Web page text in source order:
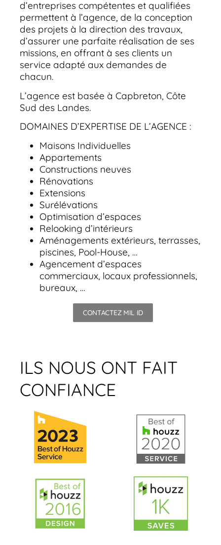
d’entreprises compétentes et qualifiées
permettent à l’agence, de la conception
des projets à la direction des travaux,
d’assurer une parfaite réalisation de ses
missions, en offrant à ses clients un
service adapté aux demandes de
chacun.
L’agence est basée à Capbreton, Côte
Sud des Landes.
DOMAINES D’EXPERTISE DE L’AGENCE :
Maisons Individuelles
Appartements
Constructions neuves
Rénovations
Extensions
Surélévations
Optimisation d’espaces
Relooking d’intérieurs
Aménagements extérieurs, terrasses,
piscines, Pool-House, …
Agencement d’espaces
commerciaux, locaux professionnels,
bureaux, …
CONTACTEZ MIL ID
ILS NOUS ONT FAIT
CONFIANCE